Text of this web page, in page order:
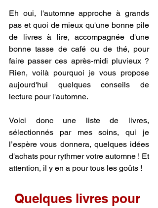
Eh oui, l'automne approche à grands
pas et quoi de mieux qu'une bonne pile
de livres à lire, accompagnée d'une
bonne tasse de café ou de thé, pour
faire passer ces après-midi pluvieux ?
Rien, voilà pourquoi je vous propose
aujourd'hui quelques conseils de
lecture pour l'automne.
Voici donc une liste de livres,
sélectionnés par mes soins, qui je
l’espère vous donnera, quelques idées
d'achats pour rythmer votre automne ! Et
attention, il y en a pour tous les goûts !
Quelques livres pour